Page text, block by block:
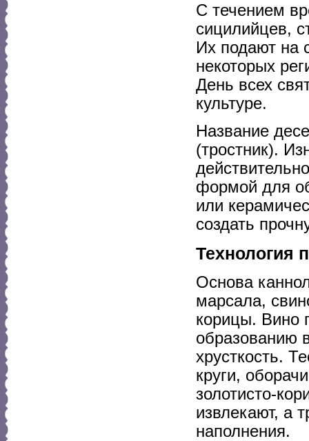
С течением
сицилийцев,
Их подают на
некоторых
День всех
культуре.
Название
(тростник).
формой для
или
создать
Технология
Основа
марсала,
корицы. Вино
образованию
хрусткость.
круги,
золотисто-
извлекают, а
наполнения.